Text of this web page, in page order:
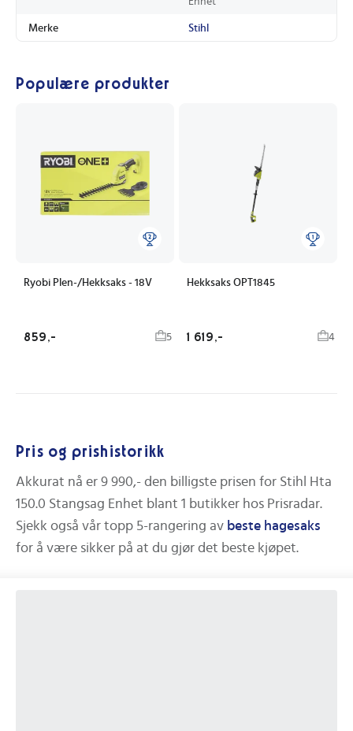
Merke Stihl
Populære produkter
Ryobi Plen-/Hekksaks - 18V
859,- 5
Hekksaks OPT1845
1 619,- 4
Pris og prishistorikk
Akkurat nå er 9 990,- den billigste prisen for Stihl Hta
150.0 Stangsag Enhet blant 1 butikker hos Prisradar.
Sjekk også vår topp 5-rangering av beste hagesaks
for å være sikker på at du gjør det beste kjøpet.